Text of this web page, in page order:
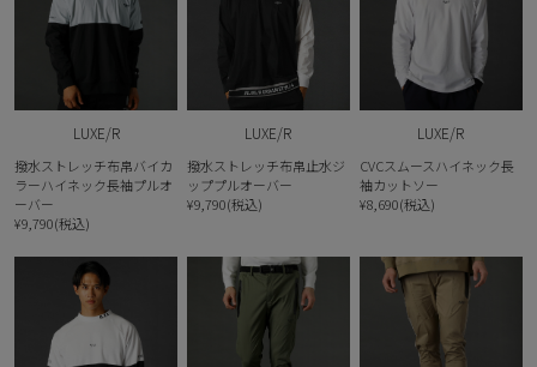
LUXE/R
撥水ストレッチ布帛バイカ
ラーハイネック長袖プルオ
ーバー
¥9,790(税込)
LUXE/R
撥水ストレッチ布帛止水ジ
ッププルオーバー
¥9,790(税込)
LUXE/R
CVCスムースハイネック長
袖カットソー
¥8,690(税込)